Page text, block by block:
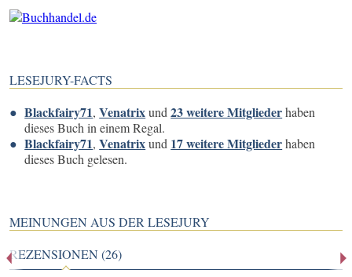
LESEJURY-FACTS
Blackfairy71,Venatrixund23 weitere Mitgliederhaben
dieses Buch in einem Regal.
Blackfairy71,Venatrixund 17 weitere Mitgliederhaben
dieses Buch gelesen.
MEINUNGEN AUS DER LESEJURY
REZENSIONEN (26)